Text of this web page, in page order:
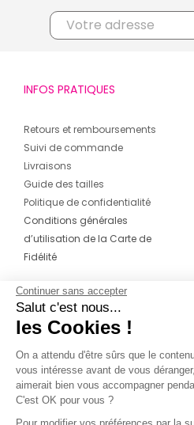
INFOS PRATIQUES
Retours et remboursements
Suivi de commande
Livraisons
Guide des tailles
Politique de confidentialité
Conditions générales
d’utilisation de la Carte de
Fidélité
CONTACT
04 42 20 78 42
Du lundi au jeudi de 8h30 à 16h30 & le
vendredi de 8h30 à 15h30
Continuer sans accepter
Salut c'est nous...
les Cookies !
On a attendu d'être sûrs que le
vous intéresse avant de vous
aimerait bien vous accompagner
C'est OK pour vous ?
Pour modifier vos préférences par la